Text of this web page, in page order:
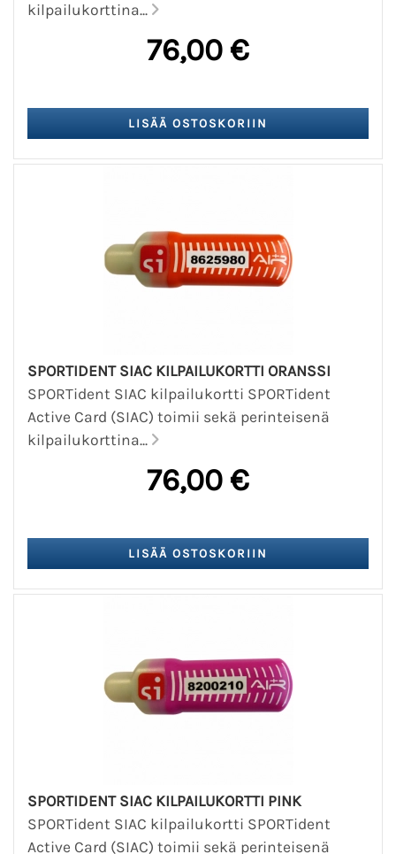
kilpailukorttina...
76,00 €
SPORTIDENT SIAC KILPAILUKORTTI ORANSSI
SPORTident SIAC kilpailukortti SPORTident
Active Card (SIAC) toimii sekä perinteisenä
kilpailukorttina...
76,00 €
SPORTIDENT SIAC KILPAILUKORTTI PINK
SPORTident SIAC kilpailukortti SPORTident
Active Card (SIAC) toimii sekä perinteisenä